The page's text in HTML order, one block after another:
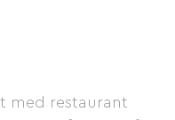
med restaurant